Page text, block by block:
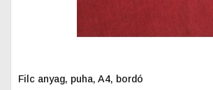
Filc anyag, puha, A4, bordó